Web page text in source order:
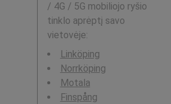
/ 4G / 5G mobiliojo ryšio
tinklo aprėptį savo
vietovėje:
Linköping
Norrköping
Motala
Finspång